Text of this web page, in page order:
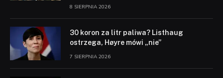
8 SIERPNIA 2026
30 koron za litr paliwa? Listhaug
ostrzega, Høyre mówi „nie”
7 SIERPNIA 2026